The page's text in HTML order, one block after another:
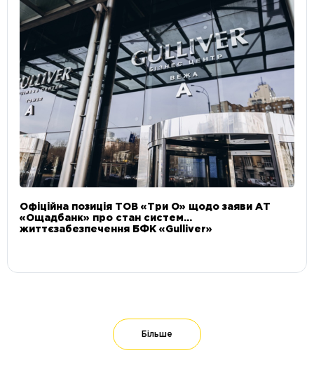
Офіційна позиція ТОВ «Три О» щодо заяви АТ
«Ощадбанк» про стан систем
життєзабезпечення БФК «Gulliver»
Більше